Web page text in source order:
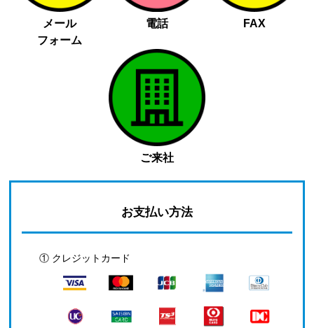
メール
フォーム
電話 FAX
ご来社
お支払い方法
① クレジットカード